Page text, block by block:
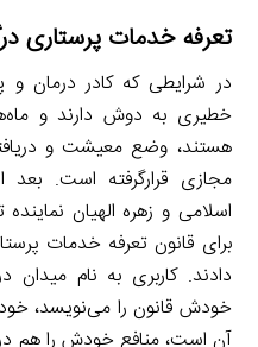
تعرفه خدمات پرستاری
در شرایطی که کادر درمان و
خطیری به دوش دارند و
هستند، وضع معیشت و
مجازی قرارگرفته است.
اسلامی و زهره الهیان
برای قانون تعرفه خدمات
دادند. کاربری به نام
خودش قانون را می‌نویسد،
آن است، منافع خودش را هم